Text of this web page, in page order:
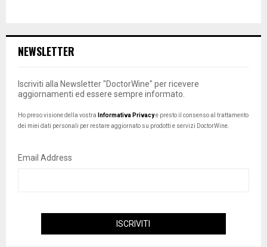
NEWSLETTER
Iscriviti alla Newsletter "DoctorWine" per ricevere
aggiornamenti ed essere sempre informato.
Ho preso visione della vostra Informativa Privacye presto il consenso al trattamento
dei miei dati personali per restare aggiornato su prodotti e servizi DoctorWine.
Email Address